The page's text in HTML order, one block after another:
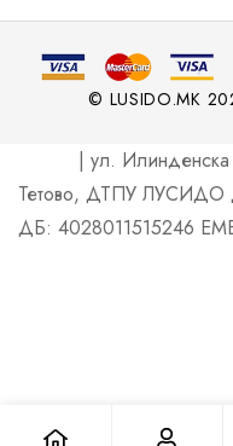
© LUSIDO.MK
| ул. Илинденска
Тетово, ДТПУ ЛУСИДО
ДБ: 4028011515246